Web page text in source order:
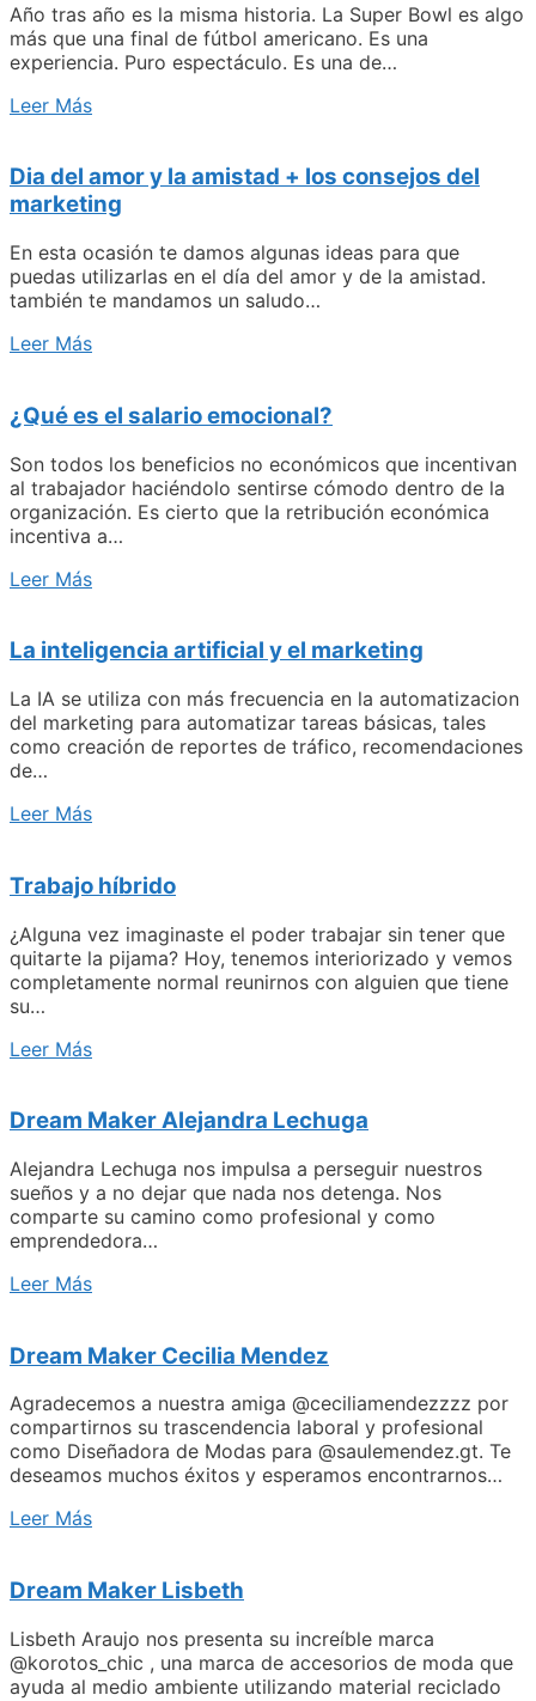
Año tras año es la misma historia. La Super Bowl es algo
más que una final de fútbol americano. Es una
experiencia. Puro espectáculo. Es una de…
Leer Más
Dia del amor y la amistad + los consejos del
marketing
En esta ocasión te damos algunas ideas para que
puedas utilizarlas en el día del amor y de la amistad.
también te mandamos un saludo…
Leer Más
¿Qué es el salario emocional?
Son todos los beneficios no económicos que incentivan
al trabajador haciéndolo sentirse cómodo dentro de la
organización. Es cierto que la retribución económica
incentiva a…
Leer Más
La inteligencia artificial y el marketing
La IA se utiliza con más frecuencia en la automatizacion
del marketing para automatizar tareas básicas, tales
como creación de reportes de tráfico, recomendaciones
de…
Leer Más
Trabajo híbrido
¿Alguna vez imaginaste el poder trabajar sin tener que
quitarte la pijama? Hoy, tenemos interiorizado y vemos
completamente normal reunirnos con alguien que tiene
su…
Leer Más
Dream Maker Alejandra Lechuga
Alejandra Lechuga nos impulsa a perseguir nuestros
sueños y a no dejar que nada nos detenga. Nos
comparte su camino como profesional y como
emprendedora…
Leer Más
Dream Maker Cecilia Mendez
Agradecemos a nuestra amiga @ceciliamendezzzz por
compartirnos su trascendencia laboral y profesional
como Diseñadora de Modas para @saulemendez.gt. Te
deseamos muchos éxitos y esperamos encontrarnos…
Leer Más
Dream Maker Lisbeth
Lisbeth Araujo nos presenta su increíble marca
@korotos_chic , una marca de accesorios de moda que
ayuda al medio ambiente utilizando material reciclado